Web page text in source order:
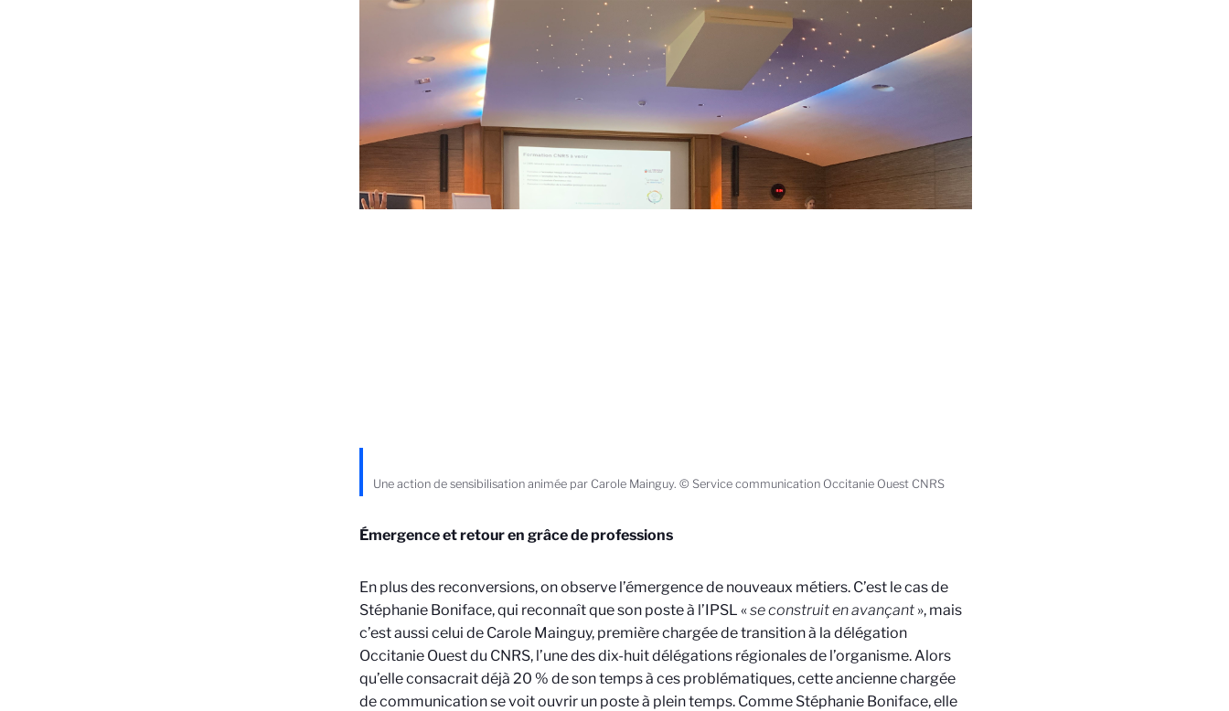
Une action de sensibilisation animée par Carole Mainguy. © Service communication Occitanie Ouest CNRS
Émergence et retour en grâce de professions
En plus des reconversions, on observe l’émergence de nouveaux métiers. C’est le cas de
Stéphanie Boniface, qui reconnaît que son poste à l’IPSL «se construit en avançant», mais
c’est aussi celui de Carole Mainguy, première chargée de transition à la délégation
Occitanie Ouest du CNRS, l’une des dix-huit délégations régionales de l’organisme. Alors
qu’elle consacrait déjà 20 % de son temps à ces problématiques, cette ancienne chargée
de communication se voit ouvrir un poste à plein temps. Comme Stéphanie Boniface, elle